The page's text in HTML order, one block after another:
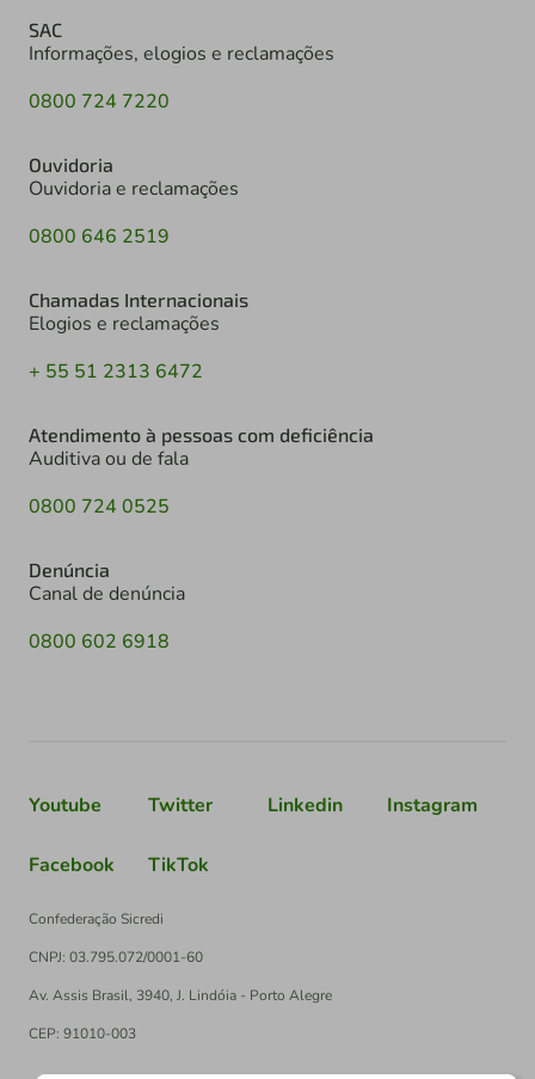
SAC
Informações, elogios e reclamações
0800 724 7220
Ouvidoria
Ouvidoria e reclamações
0800 646 2519
Chamadas Internacionais
Elogios e reclamações
+ 55 51 2313 6472
Atendimento à pessoas com deficiência
Auditiva ou de fala
0800 724 0525
Denúncia
Canal de denúncia
0800 602 6918
Youtube Twitter Linkedin Instagram
Facebook TikTok
Confederação Sicredi
CNPJ: 03.795.072/0001-60
Av. Assis Brasil, 3940, J. Lindóia - Porto Alegre
CEP: 91010-003